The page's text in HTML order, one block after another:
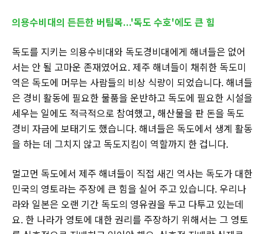
의용수비대의 든든한 버팀목...'독도 수호'에도 큰 힘
독도를 지키는 의용수비대와 독도경비대에게 해녀들은 없어
서는 안 될 고마운 존재였어요. 제주 해녀들이 채취한 독도미
역은 독도에 머무는 사람들의 비상 식량이 되었습니다. 해녀들
은 경비 활동에 필요한 물품을 운반하고 독도에 필요한 시설을
세우는 일에도 적극적으로 참여했고, 해산물을 판 돈을 독도
경비 자금에 보태기도 했습니다. 해녀들은 독도에서 생계 활동
을 하는 데 그치지 않고 독도지킴이 역할까지 한 겁니다.
멀고먼 독도에서 제주 해녀들이 직접 새긴 역사는 독도가 대한
민국의 영토라는 주장에 큰 힘을 실어 주고 있습니다. 우리나
라와 일본은 오랜 기간 독도의 영유권을 두고 다투고 있는데
요. 한 나라가 영토에 대한 권리를 주장하기 위해서는 그 영토